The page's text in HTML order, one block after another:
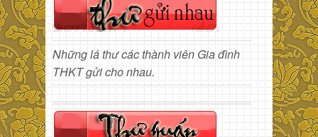
Những lá thư các thành viên Gia đình
THKT gửi cho nhau.